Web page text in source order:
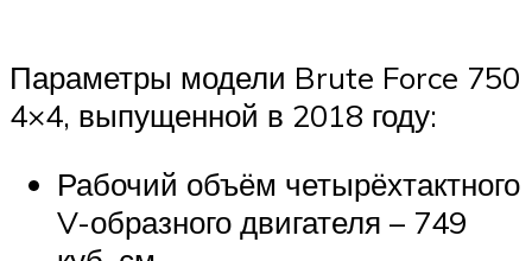
Параметры модели Brute Force 750
4×4, выпущенной в 2018 году:
Рабочий объём четырёхтактного
V-образного двигателя – 749